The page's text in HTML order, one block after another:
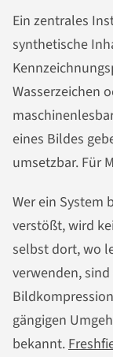
Ein zentrales
synthetische
Wasserzeichen
eines Bildes
umsetzbar. Für
Wer ein System
verstößt, wird
selbst dort, wo
verwenden,
gängigen
bekannt.